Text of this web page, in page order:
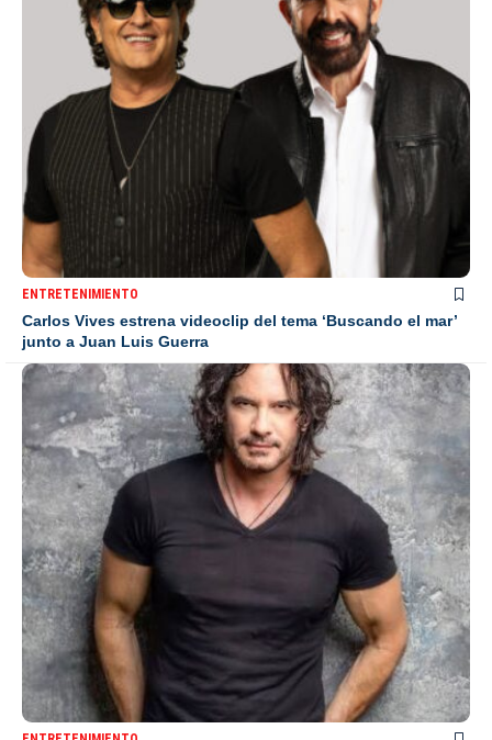
ENTRETENIMIENTO
Carlos Vives estrena videoclip del tema ‘Buscando el mar’
junto a Juan Luis Guerra